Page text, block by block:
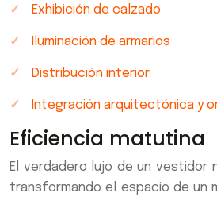
Exhibición de calzado
Iluminación de armarios
Distribución interior
Integración arquitectónica y
Eficiencia matutina
El verdadero lujo de un vestidor
transformando el espacio de un